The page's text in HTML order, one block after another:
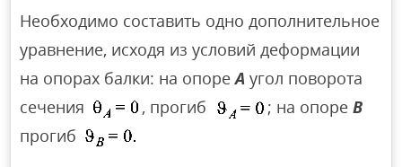
Необходимо составить одно дополнительное
уравнение, исходя из условий деформации
на опорах балки: на опореА угол поворота
сечения
, прогиб ; на опореВ
прогиб